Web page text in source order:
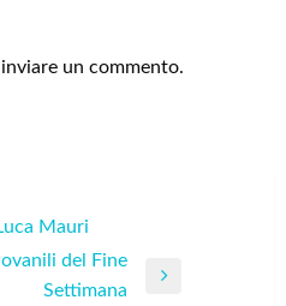
un commento.
Mauri
del Fine
Settimana